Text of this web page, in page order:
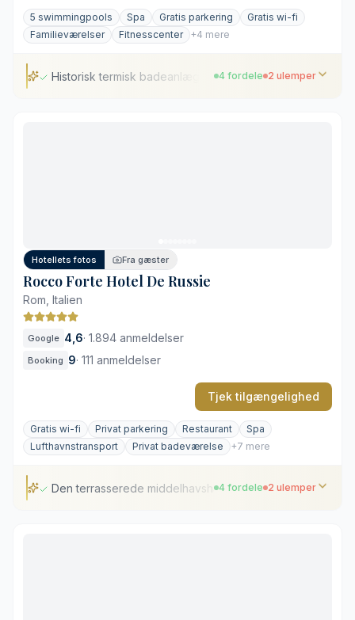
5 swimmingpools Spa Gratis parkering
Gratis wi-fi
Familieværelser
Fitnesscenter +4 mere
Historisk termisk badeanlæg 4 fordele 2 ulemper
Hotellets fotos Fra gæster
Rocco Forte Hotel De Russie
Rom, Italien
Google 4,6· 1.894 anmeldelser
Booking 9· 111 anmeldelser
Tjek tilgængelighed
Gratis wi-fi Privat parkering Restaurant
Spa
Lufthavnstransport
Privat badeværelse +7 mere
Den terrasserede middelhavshave4 fordele 2 ulemper